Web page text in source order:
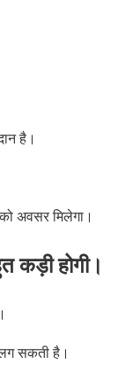
है।
अवसर मिलेगा।
कड़ी होगी।
सकती है।